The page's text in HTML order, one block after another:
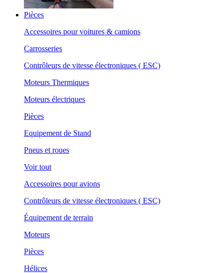
Pièces
Accessoires pour voitures & camions
Carrosseries
Contrôleurs de vitesse électroniques ( ESC)
Moteurs Thermiques
Moteurs électriques
Pièces
Equipement de Stand
Pneus et roues
Voir tout
Accessoires pour avions
Contrôleurs de vitesse électroniques ( ESC)
Équipement de terrain
Moteurs
Pièces
Hélices